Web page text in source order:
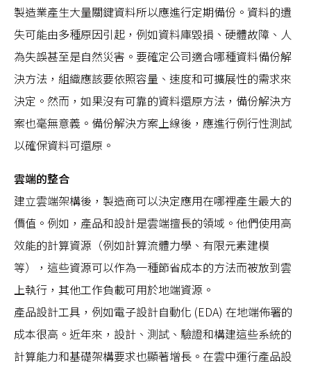
製造業產生大量關鍵資料所以應進行定期備份。資料的遺
失可能由多種原因引起，例如資料庫毀損、硬體故障、人
為失誤甚至是自然災害。要確定公司適合哪種資料備份解
決方法，組織應該要依照容量、速度和可擴展性的需求來
決定。然而，如果沒有可靠的資料還原方法，備份解決方
案也毫無意義。備份解決方案上線後，應進行例行性測試
以確保資料可還原。
雲端的整合
建立雲端架構後，製造商可以決定應用在哪裡產生最大的
價值。例如，產品和設計是雲端擅長的領域。他們使用高
效能的計算資源（例如計算流體力學、有限元素建模
等），這些資源可以作為一種節省成本的方法而被放到雲
上執行，其他工作負載可用於地端資源。
產品設計工具，例如電子設計自動化 (EDA) 在地端佈署的
成本很高。近年來，設計、測試、驗證和構建這些系統的
計算能力和基礎架構要求也顯著增長。在雲中運行產品設